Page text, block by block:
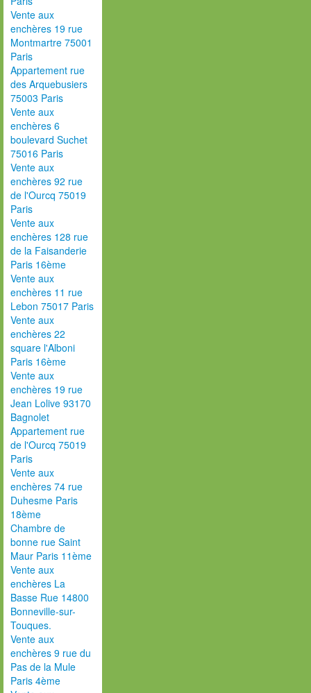
Vente aux
enchères 19 rue
Montmartre 75001
Paris
Appartement rue
des Arquebusiers
75003 Paris
Vente aux
enchères 6
boulevard Suchet
75016 Paris
Vente aux
enchères 92 rue
de l'Ourcq 75019
Paris
Vente aux
enchères 128 rue
de la Faisanderie
Paris 16ème
Vente aux
enchères 11 rue
Lebon 75017 Paris
Vente aux
enchères 22
square l'Alboni
Paris 16ème
Vente aux
enchères 19 rue
Jean Lolive 93170
Bagnolet
Appartement rue
de l'Ourcq 75019
Paris
Vente aux
enchères 74 rue
Duhesme Paris
18ème
Chambre de
bonne rue Saint
Maur Paris 11ème
Vente aux
enchères La
Basse Rue 14800
Bonneville-sur-
Touques.
Vente aux
enchères 9 rue du
Pas de la Mule
Paris 4ème